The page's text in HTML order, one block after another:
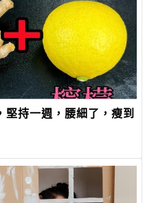
堅持一週，腰細了，瘦到